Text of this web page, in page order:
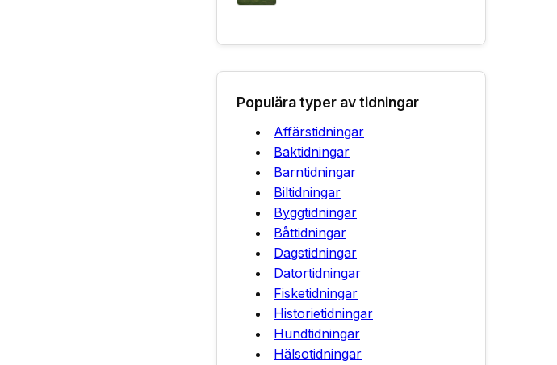
Populära typer av tidningar
Affärstidningar
Baktidningar
Barntidningar
Biltidningar
Byggtidningar
Båttidningar
Dagstidningar
Datortidningar
Fisketidningar
Historietidningar
Hundtidningar
Hälsotidningar